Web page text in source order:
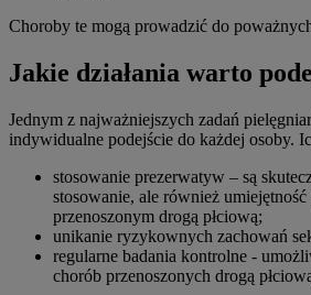
Choroby te mogą prowadzić do
Jakie działania warto
Jednym z najważniejszych zadań
indywidualne podejście do każdej osoby.
stosowanie prezerwatyw – są
stosowanie, ale również
przenoszonym drogą płciową;
unikanie ryzykownych zachowań
regularne badania kontrolne -
chorób przenoszonych drogą